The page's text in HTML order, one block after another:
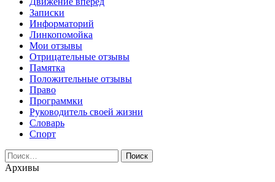
Записки
Информаторий
Линкопомойка
Мои отзывы
Отрицательные отзывы
Памятка
Положительные отзывы
Право
Программки
Руководитель своей жизни
Словарь
Спорт
Найти:
Архивы